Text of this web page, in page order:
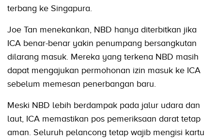
terbang ke Singapura.
Joe Tan menekankan, NBD hanya diterbitkan jika
ICA benar-benar yakin penumpang bersangkutan
dilarang masuk. Mereka yang terkena NBD masih
dapat mengajukan permohonan izin masuk ke ICA
sebelum memesan penerbangan baru.
Meski NBD lebih berdampak pada jalur udara dan
laut, ICA memastikan pos pemeriksaan darat tetap
aman. Seluruh pelancong tetap wajib mengisi kartu